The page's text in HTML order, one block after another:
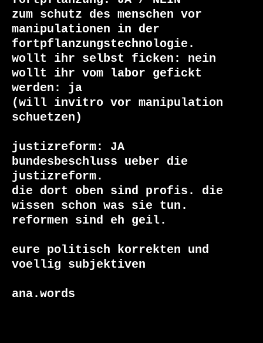
zum schutz des menschen vor
manipulationen in der
fortpflanzungstechnologie.
wollt ihr selbst ficken: nein
wollt ihr vom labor gefickt
werden: ja
(will invitro vor manipulation
schuetzen)
justizreform: JA
bundesbeschluss ueber die
justizreform.
die dort oben sind profis. die
wissen schon was sie tun.
reformen sind eh geil.
eure politisch korrekten und
voellig subjektiven
ana.words